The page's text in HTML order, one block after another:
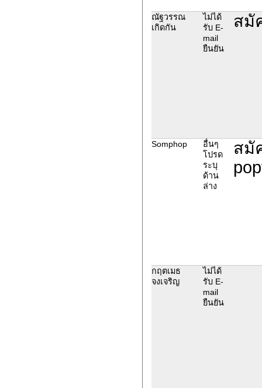
ณัฐวรรณ
เกิดกัน
ไม่ได้
รับ E-
mail
ยืนยัน
สมั
Somphop
อื่นๆ
โปรด
ระบุ
ด้าน
ล่าง
สมั
กฤตเมธ
จงเจริญ
ไม่ได้
รับ E-
mail
ยืนยัน